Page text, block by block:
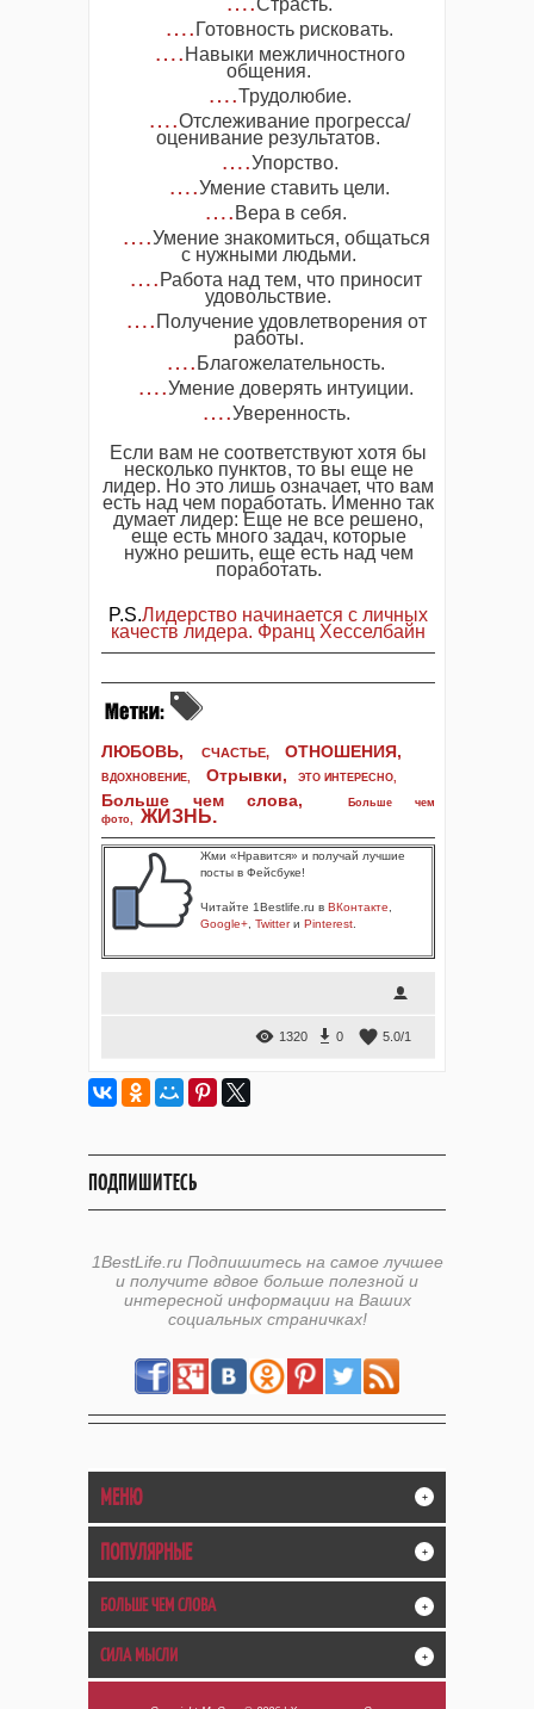
Страсть.
…. Готовность рисковать.
…. Навыки межличностного
общения.
….Трудолюбие.
….Отслеживание прогресса/
оценивание результатов.
….Упорство.
….Умение ставить цели.
…. Вера в себя.
….Умение знакомиться, общаться
с нужными людьми.
…. Работа над тем, что приносит
удовольствие.
…. Получение удовлетворения от
работы.
…. Благожелательность.
….Умение доверять интуиции.
….Уверенность.
Если вам не соответствуют хотя бы
несколько пунктов, то вы еще не
лидер. Но это лишь означает, что вам
есть над чем поработать. Именно так
думает лидер: Еще не все решено,
еще есть много задач, которые
нужно решить, еще есть над чем
поработать.
P.S.Лидерство начинается с личных
качеств лидера. Франц Хесселбайн
ЛЮБОВЬ, СЧАСТЬЕ, ОТНОШЕНИЯ,
ВДОХНОВЕНИЕ, Отрывки, ЭТО ИНТЕРЕСНО,
Больше чем слова,
Больше чем
фото, ЖИЗНЬ.
Жми «Нравится» и получай лучшие
посты в Фейсбуке!
Читайте 1Bestlife.ru в ВКонтакте
Google+ Twitterи Pinterest
1320 0 5.0/1
ПОДПИШИТЕСЬ
1BestLife.ru Подпишитесь на самое лучшее
и получите вдвое больше полезной и
интересной информации на Ваших
социальных страничках!
МЕНЮ +
ПОПУЛЯРНЫЕ +
БОЛЬШЕ ЧЕМ СЛОВА +
СИЛА МЫСЛИ +